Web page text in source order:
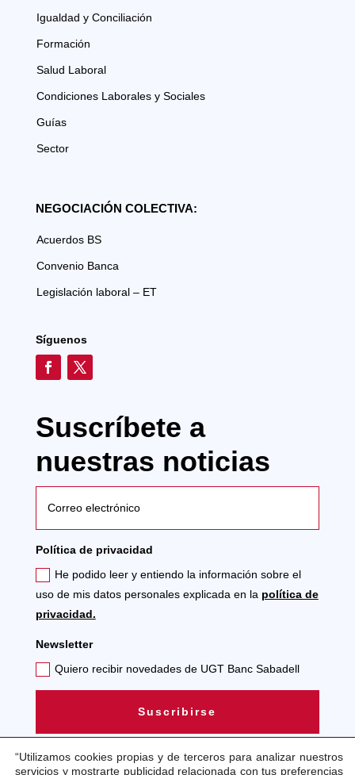
Igualdad y Conciliación
Formación
Salud Laboral
Condiciones Laborales y Sociales
Guías
Sector
NEGOCIACIÓN COLECTIVA:
Acuerdos BS
Convenio Banca
Legislación laboral – ET
Síguenos
Suscríbete a
nuestras noticias
Política de privacidad
He podido leer y entiendo la información sobre el
uso de mis datos personales explicada en la política de
privacidad.
Newsletter
Quiero recibir novedades de UGT Banc Sabadell
Suscribirse
“Utilizamos cookies propias y de terceros para analizar nuestros
servicios y mostrarte publicidad relacionada con tus preferencias